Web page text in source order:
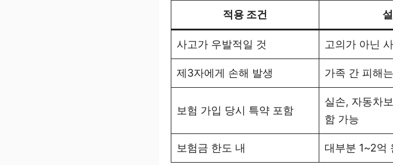
적용 조건
사고가 우발적일 것 고의가 아닌
제3자에게 손해 발생 가족 간 피해
보험 가입 당시 특약 포함
실손, 자동차
함 가능
보험금 한도 내 대부분 1~2억